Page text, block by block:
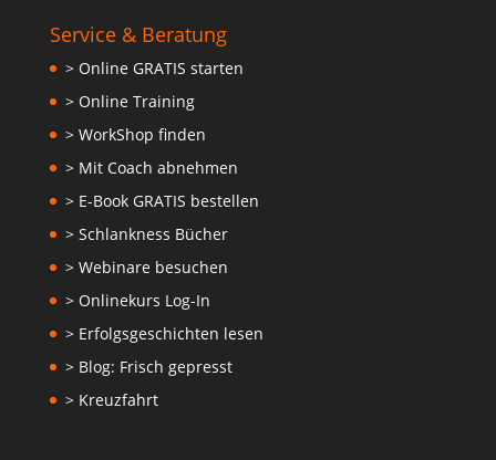
Service & Beratung
> Online GRATIS starten
> Online Training
> WorkShop finden
> Mit Coach abnehmen
> E-Book GRATIS bestellen
> Schlankness Bücher
> Webinare besuchen
> Onlinekurs Log-In
> Erfolgsgeschichten lesen
> Blog: Frisch gepresst
> Kreuzfahrt